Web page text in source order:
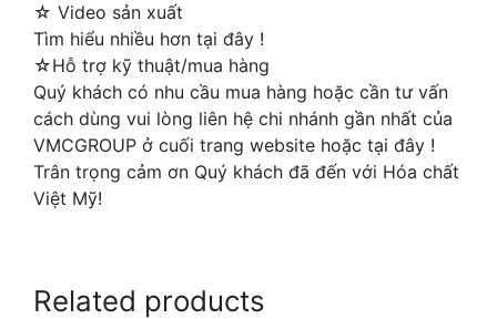
☆ Video sản xuất
Tìm hiểu nhiều hơn tại đây !
☆Hỗ trợ kỹ thuật/mua hàng
Quý khách có nhu cầu mua hàng hoặc cần tư vấn
cách dùng vui lòng liên hệ chi nhánh gần nhất của
VMCGROUP ở cuối trang website hoặc tại đây !
Trân trọng cảm ơn Quý khách đã đến với Hóa chất
Việt Mỹ!
Related products